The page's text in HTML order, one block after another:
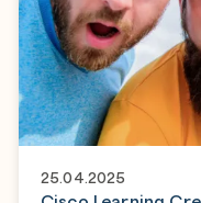
25.04.2025